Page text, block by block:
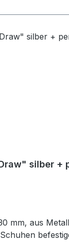
silber +
mm, aus